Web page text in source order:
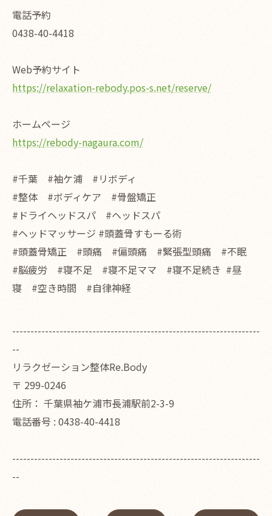
電話予約
0438-40-4418
Web予約サイト
https://relaxation-rebody.pos-s.net/reserve/
ホームページ
https://rebody-nagaura.com/
#千葉 #袖ケ浦 #リボディ
#整体 #ボディケア #骨盤矯正
#ドライヘッドスパ #ヘッドスパ
#ヘッドマッサージ #頭蓋骨すもーる術
#頭蓋骨矯正 #頭痛 #偏頭痛 #緊張型頭痛 #不眠
#脳疲労 #寝不足 #寝不足ママ #寝不足続き #昼
寝 #空き時間 #自律神経
--------------------------------------------------------------------
--
リラクゼーション整体Re.Body
〒 299-0246
住所： 千葉県袖ケ浦市長浦駅前2-3-9
電話番号 : 0438-40-4418
--------------------------------------------------------------------
--